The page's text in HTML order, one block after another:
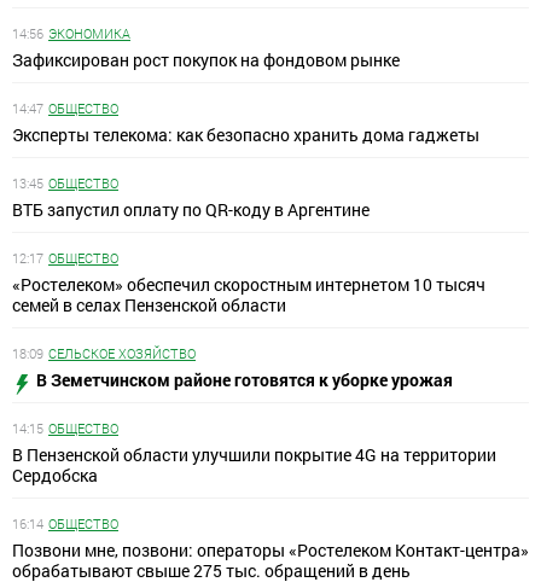
14:56 ЭКОНОМИКА
Зафиксирован рост покупок на фондовом рынке
14:47 ОБЩЕСТВО
Эксперты телекома: как безопасно хранить дома гаджеты
13:45 ОБЩЕСТВО
ВТБ запустил оплату по QR-коду в Аргентине
12:17 ОБЩЕСТВО
«Ростелеком» обеспечил скоростным интернетом 10 тысяч
семей в селах Пензенской области
18:09 СЕЛЬСКОЕ ХОЗЯЙСТВО
В Земетчинском районе готовятся к уборке урожая
14:15 ОБЩЕСТВО
В Пензенской области улучшили покрытие 4G на территории
Сердобска
16:14 ОБЩЕСТВО
Позвони мне, позвони: операторы «Ростелеком Контакт-центра»
обрабатывают свыше 275 тыс. обращений в день